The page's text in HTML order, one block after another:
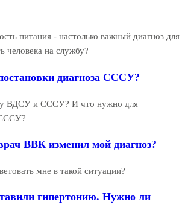
питания - настолько важный диагноз для
человека на службу?
диагноза СССУ?
ВДСУ и СССУ? И что нужно для
ВВК изменил мой диагноз?
мне в такой ситуации?
гипертонию. Нужно ли